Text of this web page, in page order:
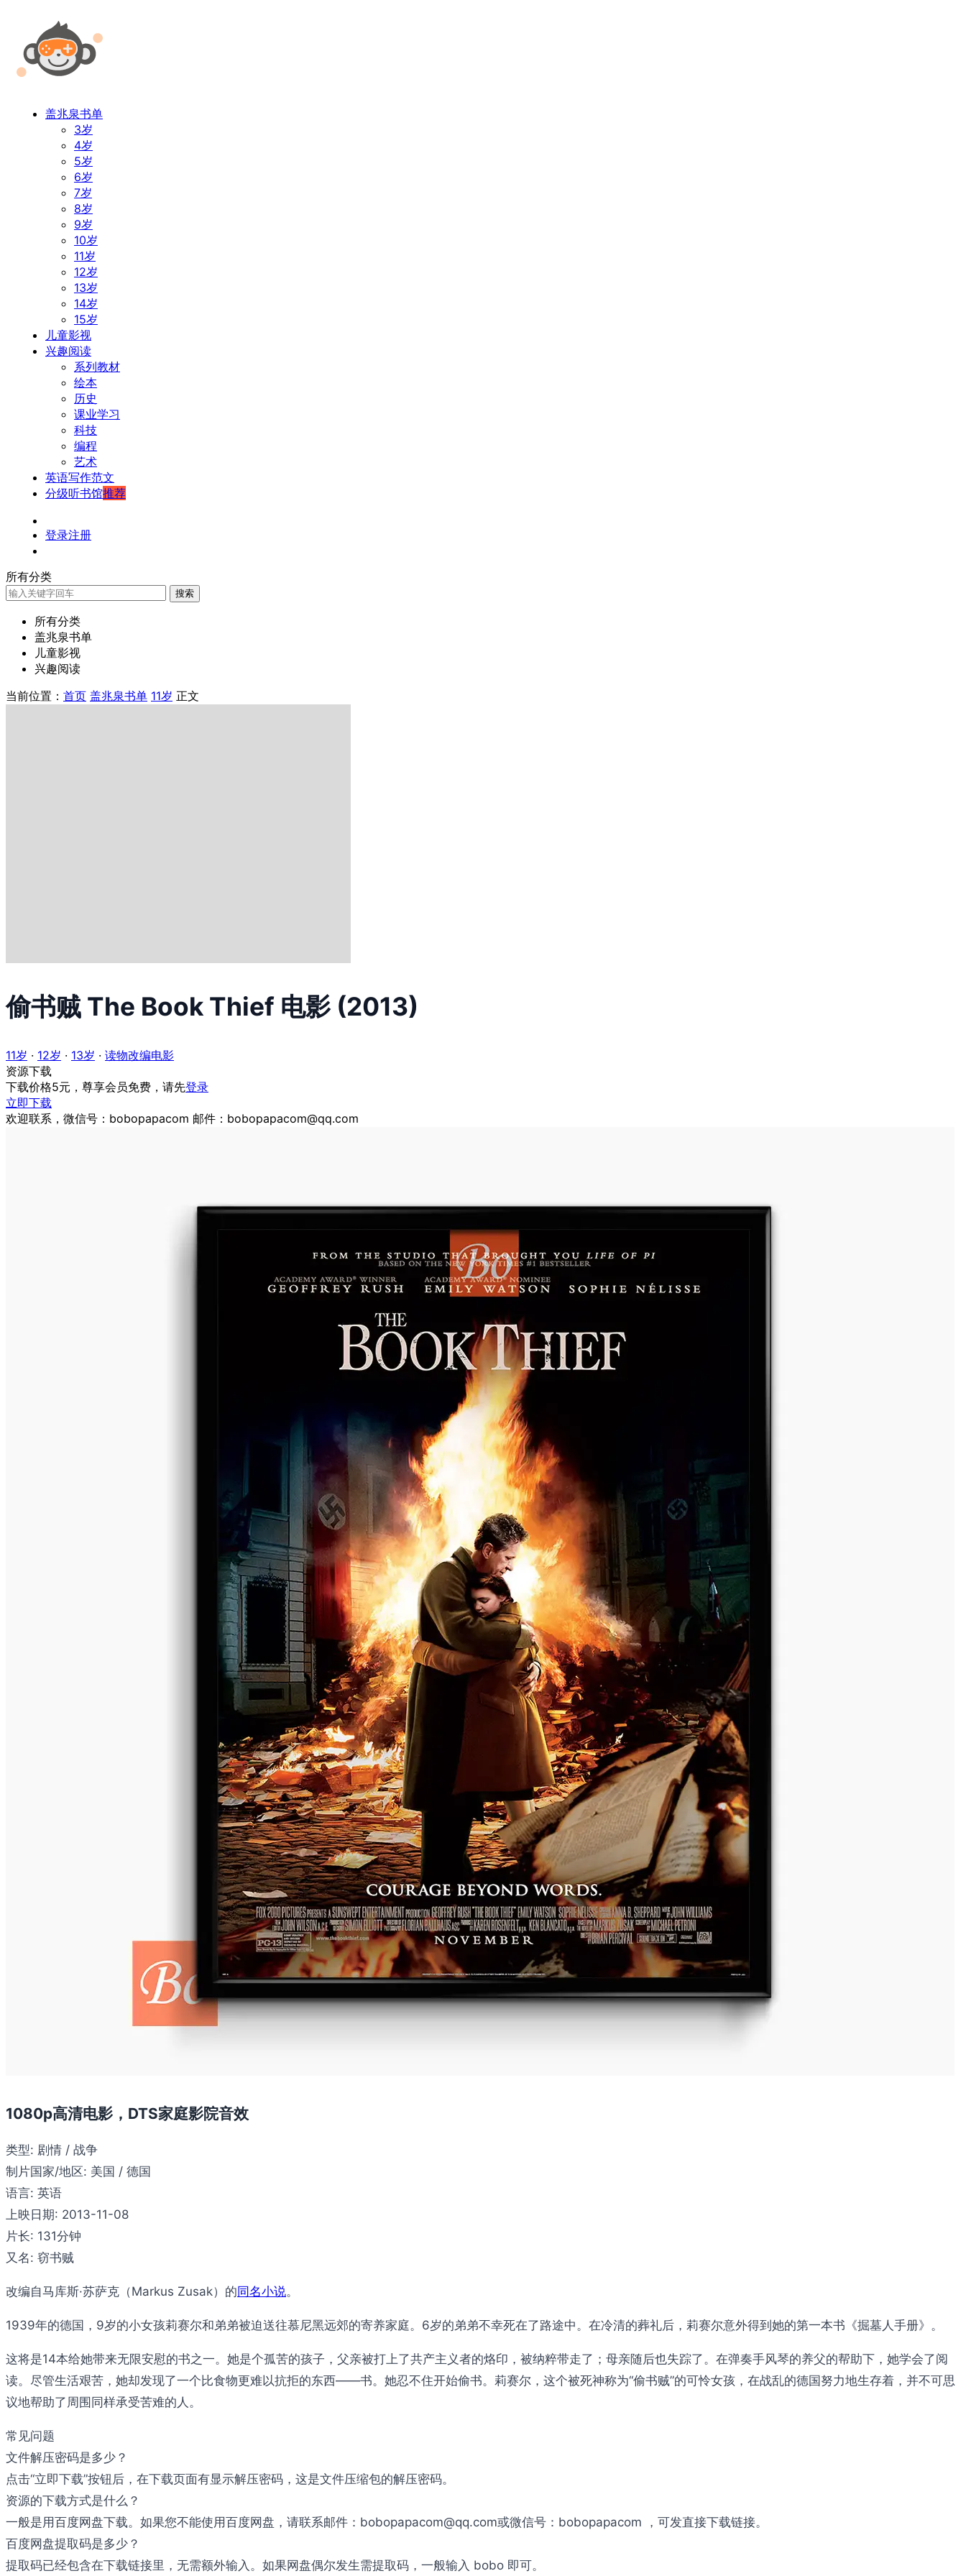
盖兆泉书单
3岁
4岁
5岁
6岁
7岁
8岁
9岁
10岁
11岁
12岁
13岁
14岁
15岁
儿童影视
兴趣阅读
系列教材
绘本
历史
课业学习
科技
编程
艺术
英语写作范文
分级听书馆推荐
登录注册
所有分类
搜索
所有分类
盖兆泉书单
儿童影视
兴趣阅读
当前位置： 首页 盖兆泉书单 11岁 正文
偷书贼 The Book Thief 电影 (2013)
11岁 · 12岁 · 13岁 · 读物改编电影
资源下载
下载价格5元，尊享会员免费，请先登录
立即下载
欢迎联系，微信号：bobopapacom 邮件：bobopapacom@qq.com
1080p高清电影，DTS家庭影院音效
类型: 剧情 / 战争
制片国家/地区: 美国 / 德国
语言: 英语
上映日期: 2013-11-08
片长: 131分钟
又名: 窃书贼
改编自马库斯·苏萨克（Markus Zusak）的同名小说。
1939年的德国，9岁的小女孩莉赛尔和弟弟被迫送往慕尼黑远郊的寄养家庭。6岁的弟弟不幸死在了路途中。在冷清的葬礼后，莉赛尔意外得到她的第一本书《掘墓人手册》。
这将是14本给她带来无限安慰的书之一。她是个孤苦的孩子，父亲被打上了共产主义者的烙印，被纳粹带走了；母亲随后也失踪了。在弹奏手风琴的养父的帮助下，她学会了阅
读。尽管生活艰苦，她却发现了一个比食物更难以抗拒的东西——书。她忍不住开始偷书。莉赛尔，这个被死神称为“偷书贼”的可怜女孩，在战乱的德国努力地生存着，并不可思
议地帮助了周围同样承受苦难的人。
常见问题
文件解压密码是多少？
点击“立即下载”按钮后，在下载页面有显示解压密码，这是文件压缩包的解压密码。
资源的下载方式是什么？
一般是用百度网盘下载。如果您不能使用百度网盘，请联系邮件：bobopapacom@qq.com或微信号：bobopapacom ，可发直接下载链接。
百度网盘提取码是多少？
提取码已经包含在下载链接里，无需额外输入。如果网盘偶尔发生需提取码，一般输入 bobo 即可。